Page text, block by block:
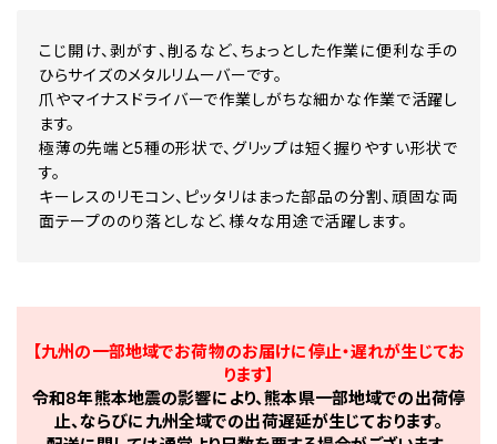
こじ開け、剥がす、削るなど、ちょっとした作業に便利な手の
ひらサイズのメタルリムーバーです。
爪やマイナスドライバーで作業しがちな細かな作業で活躍し
ます。
極薄の先端と5種の形状で、グリップは短く握りやすい形状で
す。
キーレスのリモコン、ピッタリはまった部品の分割、頑固な両
面テープののり落としなど、様々な用途で活躍します。
【九州の一部地域でお荷物のお届けに停止・遅れが生じてお
ります】
令和8年熊本地震の影響により、熊本県一部地域での出荷停
止、ならびに九州全域での出荷遅延が生じております。